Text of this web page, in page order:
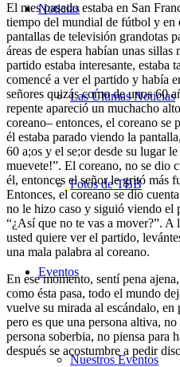
Noticias
Las Últimas Noticias
Fotos de TBB
Eventos
Nuestros Eventos
El mes pasado estaba en San
tiempo del mundial de fútbol y en
pantallas de televisión grandotas
áreas de espera habían unas
partido estaba interesante, estaba
comencé a ver el partido y había
señores quizás como de unos 60
repente apareció un muchacho
coreano– entonces, el coreano se
él estaba parado viendo la
60 a;os y el se;or desde su lugar
muevete!”. El coreano, no se dio
él, entonces el señor le gritó más
Entonces, el coreano se dio
no le hizo caso y siguió viendo el
“¿Así que no te vas a mover?”. A
usted quiere ver el partido,
una mala palabra al coreano.
En ese momento, sentí pena
como ésta pasa, todo el mundo
vuelve su mirada al escándalo,
pero es que una persona altiva,
persona soberbia, no piensa para
después se acostumbre a pedir